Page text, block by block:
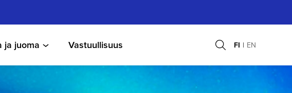
ja juoma Vastuullisuus FI EN